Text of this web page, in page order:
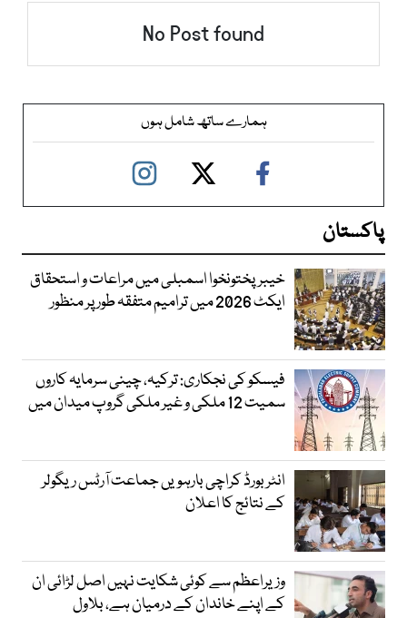
No Post found
ہمارے ساتھ شامل ہوں
پاکستان
خیبرپختونخوا اسمبلی میں مراعات و استحقاق
ایکٹ 2026 میں ترامیم متفقہ طور پر منظور
فیسکو کی نجکاری: ترکیہ، چینی سرمایہ کاروں
سمیت 12 ملکی و غیر ملکی گروپ میدان میں
انٹر بورڈ کراچی بارہویں جماعت آرٹس ریگولر
کے نتائج کا اعلان
وزیراعظم سے کوئی شکایت نہیں اصل لڑائی ان
کے اپنے خاندان کے درمیان ہے، بلاول